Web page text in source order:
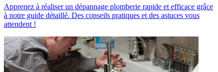
Apprenez à réaliser un dépannage plomberie rapide et efficace grâce
à notre guide détaillé. Des conseils pratiques et des astuces vous
attendent !